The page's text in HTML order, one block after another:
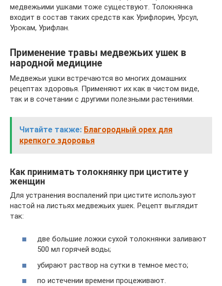
медвежьими ушками тоже существуют. Толокнянка
входит в состав таких средств как Урифлорин, Урсул,
Урокам, Урифлан.
Применение травы медвежьих ушек в
народной медицине
Медвежьи ушки встречаются во многих домашних
рецептах здоровья. Применяют их как в чистом виде,
так и в сочетании с другими полезными растениями.
Читайте также: Благородный орех для
крепкого здоровья
Как принимать толокнянку при цистите у
женщин
Для устранения воспалений при цистите используют
настой на листьях медвежьих ушек. Рецепт выглядит
так:
две большие ложки сухой толокнянки заливают
500 мл горячей воды;
убирают раствор на сутки в темное место;
по истечении времени процеживают.